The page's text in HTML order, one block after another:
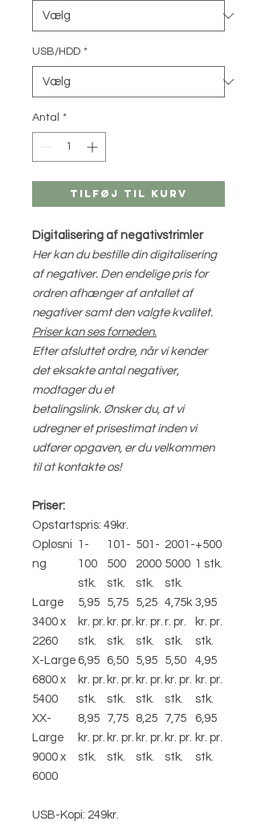
USB/HDD *
Antal *
Tilføj til kurv
Digitalisering af negativstrimler
Her kan du bestille din digitalisering
af negativer. Den endelige pris for
ordren afhænger af antallet af
negativer samt den valgte kvalitet.
Priser kan ses forneden.
Efter afsluttet ordre, når vi kender
det eksakte antal negativer,
modtager du et
betalingslink. Ønsker du, at vi
udregner et prisestimat inden vi
udfører opgaven, er du velkommen
til at kontakte os!
Priser:
Opstartspris: 49kr.
Opløsni
ng
1-
100
stk.
101-
500
stk.
501-
2000
stk.
2001-
5000
stk.
+500
1 stk.
Large
3400 x
2260
5,95
kr. pr.
stk.
5,75
kr. pr.
stk.
5,25
kr. pr.
stk.
4,75k
r. pr.
stk.
3,95
kr. pr.
stk.
X-Large
6800 x
5400
6,95
kr. pr.
stk.
6,50
kr. pr.
stk.
5,95
kr. pr.
stk.
5,50
kr. pr.
stk.
4,95
kr. pr.
stk.
XX-
Large
9000 x
6000
8,95
kr. pr.
stk.
7,75
kr. pr.
stk.
8,25
kr. pr.
stk.
7,75
kr. pr.
stk.
6,95
kr. pr.
stk.
USB-Kopi: 249kr.